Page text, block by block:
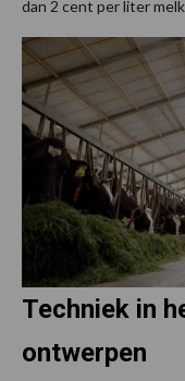
dan 2 cent per liter
Techniek in
ontwerpen